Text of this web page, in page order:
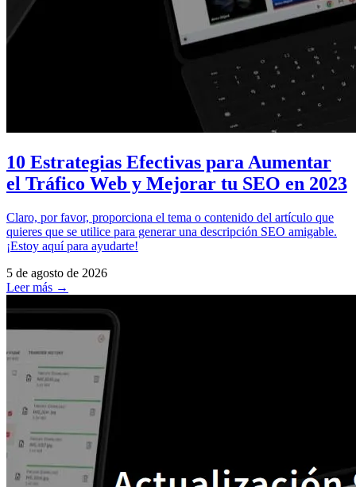
10 Estrategias Efectivas para Aumentar
el Tráfico Web y Mejorar tu SEO en 2023
Claro, por favor, proporciona el tema o contenido del artículo que
quieres que se utilice para generar una descripción SEO amigable.
¡Estoy aquí para ayudarte!
5 de agosto de 2026
Leer más →